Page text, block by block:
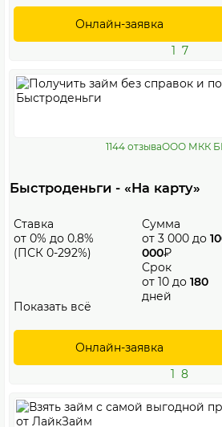
Онлайн-заявка
1 7
1144 отзываООО МКК
Быстроденьги - «На карту»
Ставка
от 0% до 0.8%
(ПСК 0-292%)
Сумма
от 3 000 до
000₽
Срок
от 10 до 180
дней
Показать всё
Онлайн-заявка
1 8